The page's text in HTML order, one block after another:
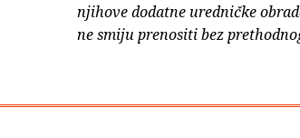
njihove dodatne uredničke
ne smiju prenositi bez